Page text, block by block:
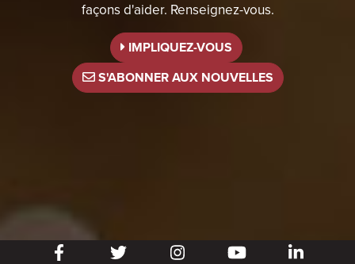
façons d'aider. Renseignez-vous.
IMPLIQUEZ-VOUS
S'ABONNER AUX NOUVELLES